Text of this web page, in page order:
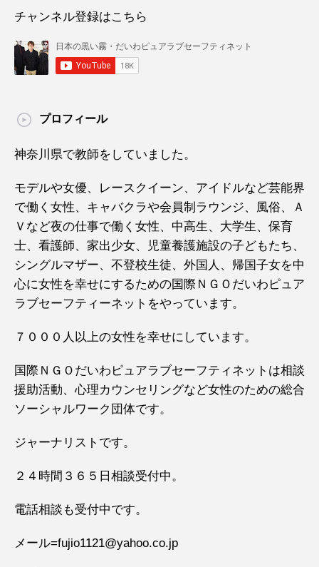
チャンネル登録はこちら
プロフィール
神奈川県で教師をしていました。
モデルや女優、レースクイーン、アイドルなど芸能界
で働く女性、キャバクラや会員制ラウンジ、風俗、Ａ
Ｖなど夜の仕事で働く女性、中高生、大学生、保育
士、看護師、家出少女、児童養護施設の子どもたち、
シングルマザー、不登校生徒、外国人、帰国子女を中
心に女性を幸せにするための国際ＮＧＯだいわピュア
ラブセーフティーネットをやっています。
７０００人以上の女性を幸せにしています。
国際ＮＧＯだいわピュアラブセーフティネットは相談
援助活動、心理カウンセリングなど女性のための総合
ソーシャルワーク団体です。
ジャーナリストです。
２４時間３６５日相談受付中。
電話相談も受付中です。
メール=fujio1121@yahoo.co.jp